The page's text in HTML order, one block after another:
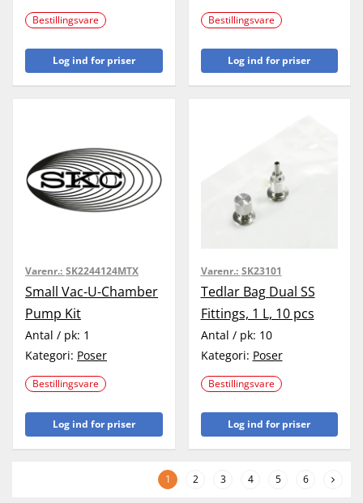
Bestillingsvare
Log ind for priser
Bestillingsvare
Log ind for priser
Varenr.: SK2244124MTX
Small Vac-U-Chamber
Pump Kit
Antal / pk: 1
Kategori: Poser
Bestillingsvare
Log ind for priser
Varenr.: SK23101
Tedlar Bag Dual SS
Fittings, 1 L, 10 pcs
Antal / pk: 10
Kategori: Poser
Bestillingsvare
Log ind for priser
1 2 3 4 5 6